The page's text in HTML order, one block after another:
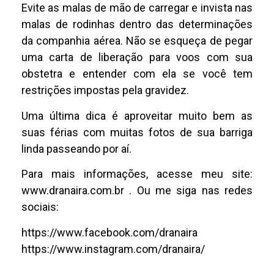
Evite as malas de mão de carregar e invista nas
malas de rodinhas dentro das determinações
da companhia aérea. Não se esqueça de pegar
uma carta de liberação para voos com sua
obstetra e entender com ela se você tem
restrições impostas pela gravidez.
Uma última dica é aproveitar muito bem as
suas férias com muitas fotos de sua barriga
linda passeando por aí.
Para mais informações, acesse meu site:
www.dranaira.com.br . Ou me siga nas redes
sociais:
https://www.facebook.com/dranaira
https://www.instagram.com/dranaira/